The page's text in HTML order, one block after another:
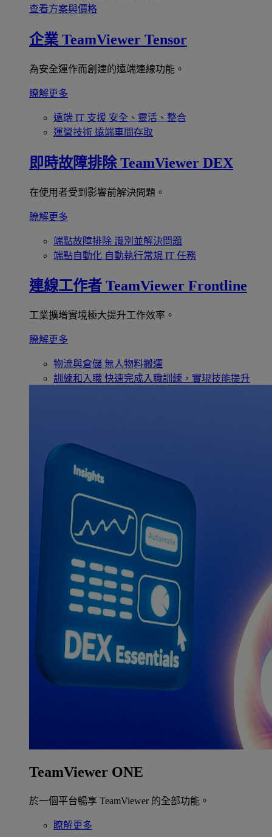
查看方案與價格
企業 TeamViewer Tensor
為安全運作而創建的遠端連線功能。
瞭解更多
遠端 IT 支援 安全、靈活、整合
運營技術 遠端車間存取
即時故障排除 TeamViewer DEX
在使用者受到影響前解決問題。
瞭解更多
端點故障排除 識別並解決問題
端點自動化 自動執行常規 IT 任務
連線工作者 TeamViewer Frontline
工業擴增實境極大提升工作效率。
瞭解更多
物流與倉儲 無人物料搬運
訓練和入職 快速完成入職訓練，實現技能提升
TeamViewer ONE
於一個平台暢享 TeamViewer 的全部功能。
瞭解更多